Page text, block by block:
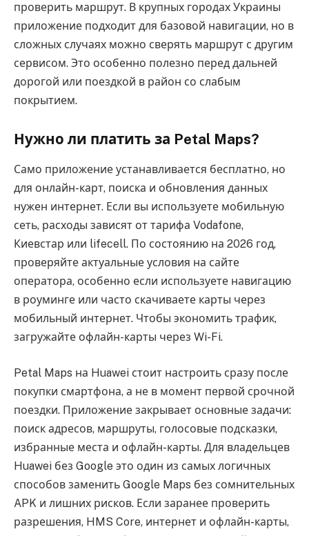
проверить маршрут. В крупных городах Украины
приложение подходит для базовой навигации, но в
сложных случаях можно сверять маршрут с другим
сервисом. Это особенно полезно перед дальней
дорогой или поездкой в район со слабым
покрытием.
Нужно ли платить за Petal Maps?
Само приложение устанавливается бесплатно, но
для онлайн-карт, поиска и обновления данных
нужен интернет. Если вы используете мобильную
сеть, расходы зависят от тарифа Vodafone,
Киевстар или lifecell. По состоянию на 2026 год,
проверяйте актуальные условия на сайте
оператора, особенно если используете навигацию
в роуминге или часто скачиваете карты через
мобильный интернет. Чтобы экономить трафик,
загружайте офлайн-карты через Wi-Fi.
Petal Maps на Huawei стоит настроить сразу после
покупки смартфона, а не в момент первой срочной
поездки. Приложение закрывает основные задачи:
поиск адресов, маршруты, голосовые подсказки,
избранные места и офлайн-карты. Для владельцев
Huawei без Google это один из самых логичных
способов заменить Google Maps без сомнительных
APK и лишних рисков. Если заранее проверить
разрешения, HMS Core, интернет и офлайн-карты,